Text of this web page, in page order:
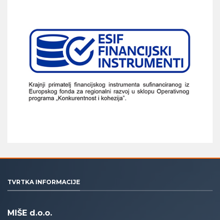
TVRTKA INFORMACIJE
MIŠE d.o.o.